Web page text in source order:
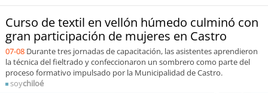
copiapó
soy valparaíso
soyquillota
Curso de textil en vellón húmedo culminó con
gran participación de mujeres en Castro
07-08 Durante tres jornadas de capacitación, las asistentes aprendieron
la técnica del fieltrado y confeccionaron un sombrero como parte del
proceso formativo impulsado por la Municipalidad de Castro.
soychiloé